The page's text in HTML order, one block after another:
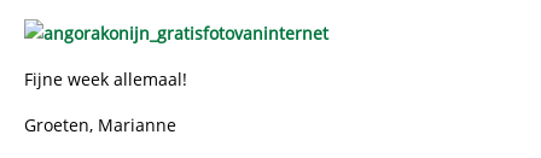
Fijne week allemaal!
Groeten, Marianne